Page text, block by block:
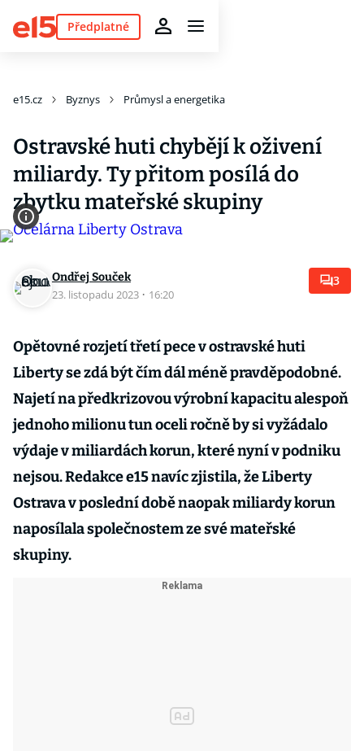
Předplatné
e15.cz Byznys Průmysl a energetika
Ostravské huti chybějí k oživení
miliardy. Ty přitom posílá do
zbytku mateřské skupiny
Ondřej Souček
23. listopadu 2023 · 16:20
3
Opětovné rozjetí třetí pece v ostravské huti
Liberty se zdá být čím dál méně pravděpodobné.
Najetí na předkrizovou výrobní kapacitu alespoň
jednoho milionu tun oceli ročně by si vyžádalo
výdaje v miliardách korun, které nyní v podniku
nejsou. Redakce e15 navíc zjistila, že Liberty
Ostrava v poslední době naopak miliardy korun
naposílala společnostem ze své mateřské
skupiny.